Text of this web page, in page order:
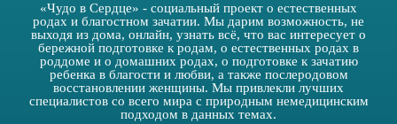
«Чудо в Сердце» - социальный проект о естественных
родах и благостном зачатии. Мы дарим возможность, не
выходя из дома, онлайн, узнать всё, что вас интересует о
бережной подготовке к родам, о естественных родах в
роддоме и о домашних родах, о подготовке к зачатию
ребенка в благости и любви, а также послеродовом
восстановлении женщины. Мы привлекли лучших
специалистов со всего мира с природным немедицинским
подходом в данных темах.